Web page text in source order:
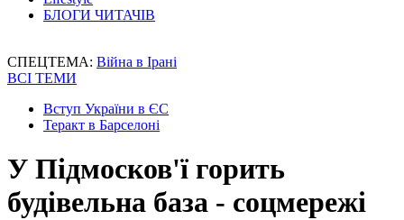
БЛОГИ ЧИТАЧІВ
СПЕЦТЕМА: Війна в Ірані
ВСІ ТЕМИ
Вступ України в ЄС
Теракт в Барселоні
У Підмосков'ї горить
будівельна база - соцмережі